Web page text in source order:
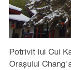
Potrivit lui Cui
Orașului